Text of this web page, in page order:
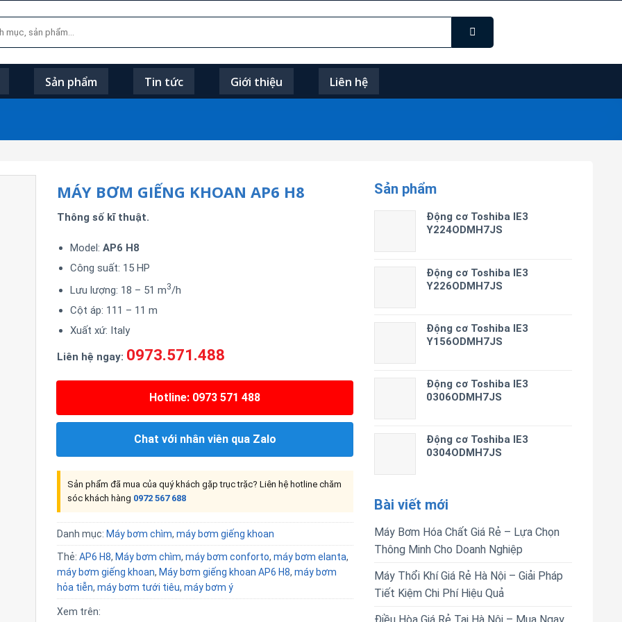
Sản phẩm Tin tức Giới thiệu Liên hệ
Sản phẩm
Động cơ Toshiba IE3
Y224ODMH7JS
Động cơ Toshiba IE3
Y226ODMH7JS
Động cơ Toshiba IE3
Y156ODMH7JS
Động cơ Toshiba IE3
0306ODMH7JS
Động cơ Toshiba IE3
0304ODMH7JS
Bài viết mới
Máy Bơm Hóa Chất Giá Rẻ – Lựa Chọn
Thông Minh Cho Doanh Nghiệp
Máy Thổi Khí Giá Rẻ Hà Nội – Giải Pháp
Tiết Kiệm Chi Phí Hiệu Quả
MÁY BƠM GIẾNG KHOAN AP6 H8
Thông số kĩ thuật.
Model: AP6 H8
Công suất: 15 HP
Lưu lượng: 18 – 51 m3/h
Cột áp: 111 – 11 m
Xuất xứ: Italy
Liên hệ ngay: 0973.571.488
Hotline: 0973 571 488
Chat với nhân viên qua Zalo
Sản phẩm đã mua của quý khách gặp trục trặc? Liên hệ hotline chăm
sóc khách hàng 0972 567 688
Danh mục: Máy bơm chìm, máy bơm giếng khoan
Thẻ: AP6 H8, Máy bơm chìm, máy bơm conforto, máy bơm elanta,
máy bơm giếng khoan, Máy bơm giếng khoan AP6 H8, máy bơm
hỏa tiễn, máy bơm tưới tiêu, máy bơm ý
Xem trên: